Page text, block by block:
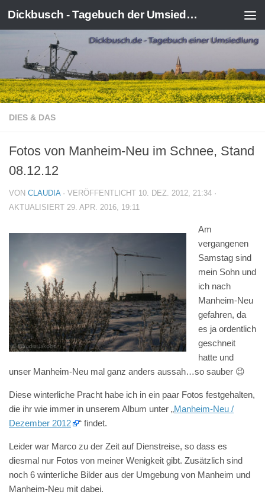
Zum Inhalt springen Dickbusch - Tagebuch der Umsiedlung von Kerpen-Manheim
DIES & DAS
Fotos von Manheim-Neu im Schnee, Stand
08.12.12
VON CLAUDIA · VERÖFFENTLICHT 10. DEZ. 2012, 21:34 ·
AKTUALISIERT 29. APR. 2016, 19:11
Am
vergangenen
Samstag sind
mein Sohn und
ich nach
Manheim-Neu
gefahren, da
es ja ordentlich
geschneit
hatte und
unser Manheim-Neu mal ganz anders aussah…so sauber 😉
Diese winterliche Pracht habe ich in ein paar Fotos festgehalten,
die ihr wie immer in unserem Album unter „Manheim-Neu /
Dezember 2012
“ findet.
Leider war Marco zu der Zeit auf Dienstreise, so dass es
diesmal nur Fotos von meiner Wenigkeit gibt. Zusätzlich sind
noch 6 winterliche Bilder aus der Umgebung von Manheim und
Manheim-Neu mit dabei.